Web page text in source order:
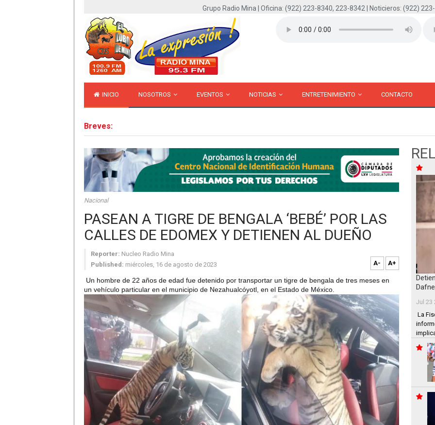
Grupo Radio Mina | Oficina: (922) 223-8340, 223-8342 | Noticieros: (922)
INICIO NOSOTROS EVENTOS NOTICIAS ENTRETENIMIENTO CONTACTO
Breves:
Nacional
PASEAN A TIGRE DE BENGALA ‘BEBÉ’ POR LAS
CALLES DE EDOMEX Y DETIENEN AL DUEÑO
Reporter: Nucleo Radio Mina
Published: miércoles, 16 de agosto de 2023 A- A+
Un hombre de 22 años de edad fue detenido por transportar un tigre de bengala de tres meses en
un vehículo particular en el municipio de Nezahualcóyotl, en el Estado de México.
Jul 23
La